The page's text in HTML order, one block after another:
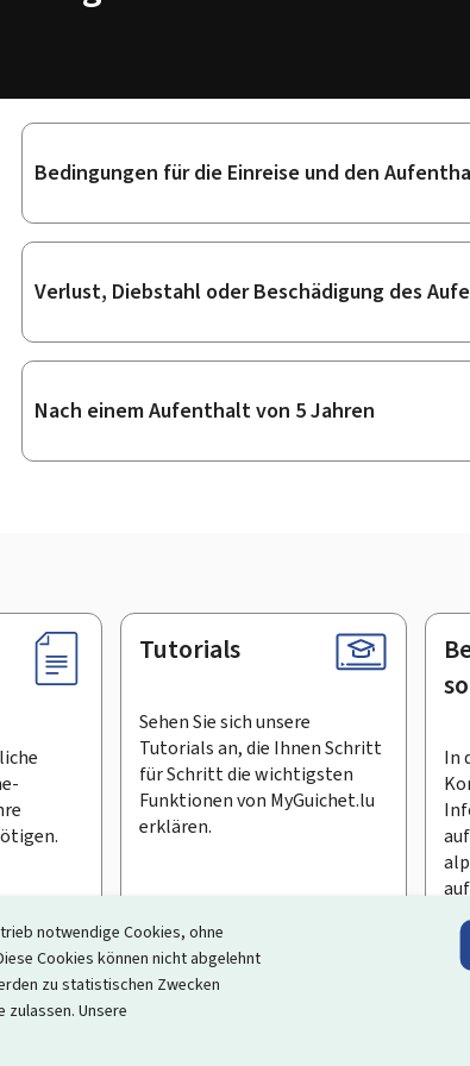
notwendige Cookies, ohne
Cookies können nicht abgelehnt
zu statistischen Zwecken
Unsere
Unterrubriken
Bedingungen für die Einreise und den
Verlust, Diebstahl oder Beschädigung des
Nach einem Aufenthalt von 5 Jahren
Tutorials
Sehen Sie sich unsere
Tutorials an, die Ihnen Schritt
für Schritt die wichtigsten
Funktionen von MyGuichet.lu
erklären.
In
Newsletter abonnieren
das Ihre Interaktion mit dem Staat vereinfacht
Dienstleistungen, die von den Behörden und